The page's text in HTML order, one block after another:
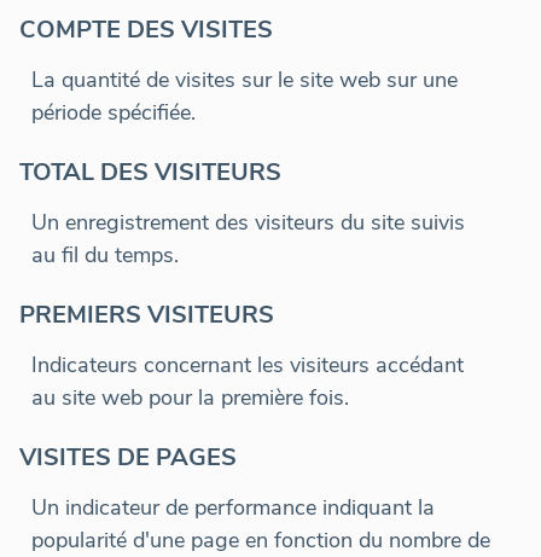
COMPTE DES VISITES
La quantité de visites sur le site web sur une
période spécifiée.
TOTAL DES VISITEURS
Un enregistrement des visiteurs du site suivis
au fil du temps.
PREMIERS VISITEURS
Indicateurs concernant les visiteurs accédant
au site web pour la première fois.
VISITES DE PAGES
Un indicateur de performance indiquant la
popularité d'une page en fonction du nombre de